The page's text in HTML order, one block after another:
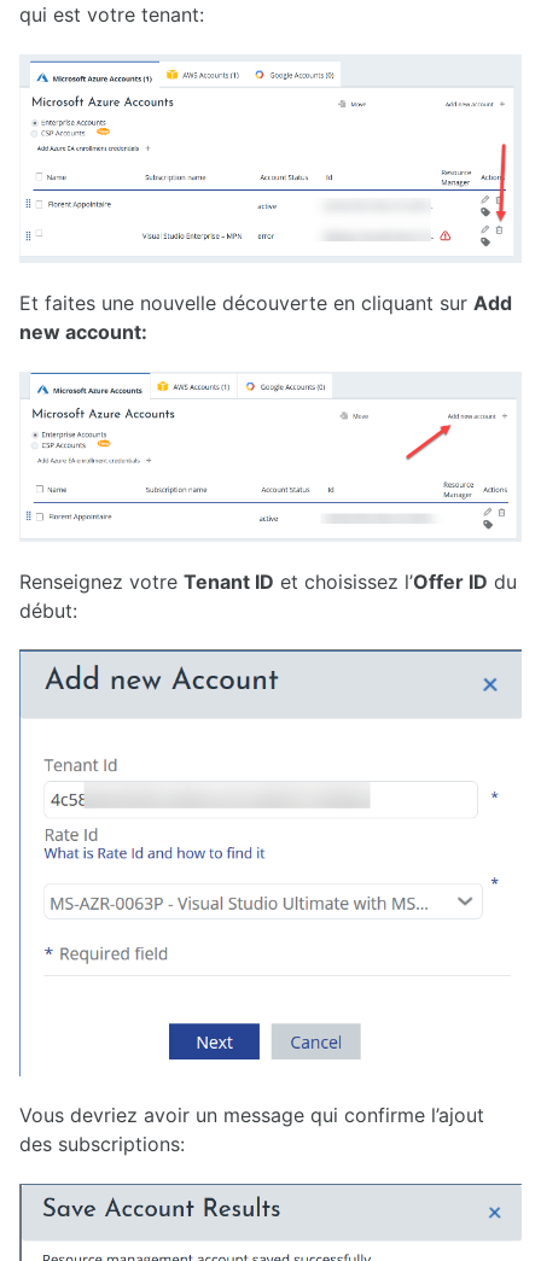
qui est votre tenant:
Et faites une nouvelle découverte en cliquant sur Add
new account:
Renseignez votre Tenant ID et choisissez l’Offer ID du
début:
Vous devriez avoir un message qui confirme l’ajout
des subscriptions: